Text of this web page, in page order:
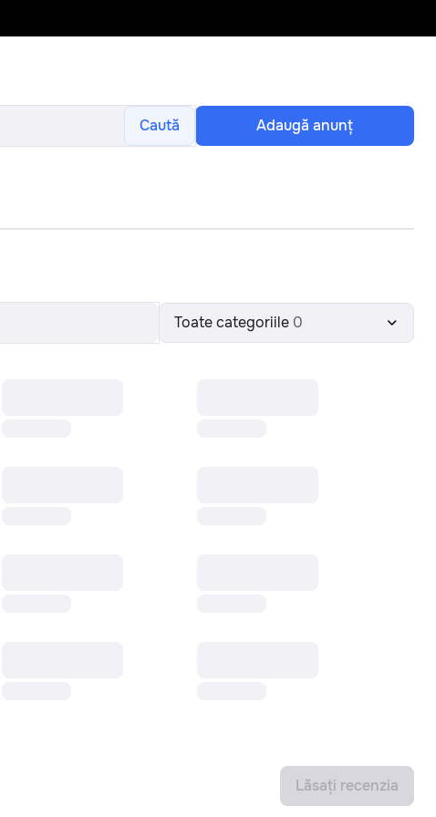
Caută Adaugă anunţ
Toate categoriile 0
Lăsați recenzia